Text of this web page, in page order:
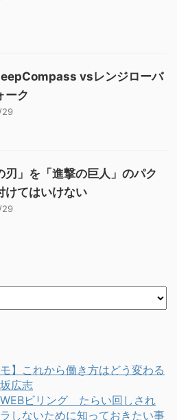
vsレンジローバ
ーク
29
刃」を「進撃の巨人」のパク
けてはいけない
29
モ】これから働き方はどう変わる
広志
ビリング たらい回しされ
しないために知っておきたい事